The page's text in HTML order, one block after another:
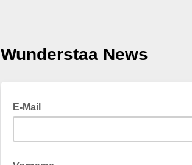
Wunderstaa News
E-Mail